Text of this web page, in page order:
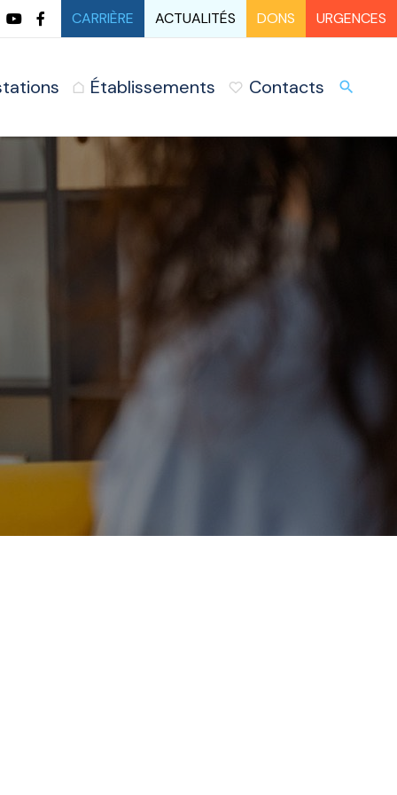
CARRIÈRE ACTUALITÉS DONS URGENCES
Établissements Contacts search